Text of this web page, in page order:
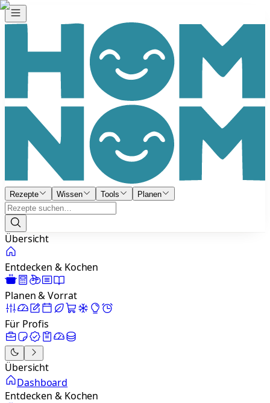
Rezepte Wissen Tools Planen
Übersicht
Entdecken & Kochen
Planen & Vorrat
Für Profis
Übersicht
Dashboard
Entdecken & Kochen